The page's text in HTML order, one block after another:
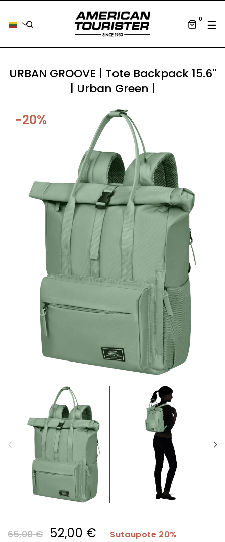
0 ☰
URBAN GROOVE | Tote Backpack 15.6''
| Urban Green |
−20%
65,00 € 52,00 € Sutaupote 20%